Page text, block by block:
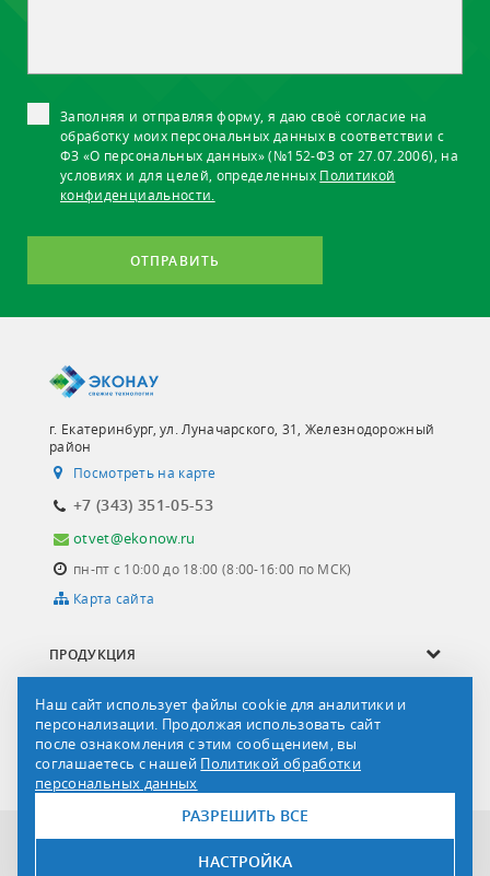
Заполняя и отправляя форму, я даю своё согласие на
обработку моих персональных данных в соответствии с
ФЗ «О персональных данных» (№152-ФЗ от 27.07.2006), на
условиях и для целей, определенных Политикой
конфиденциальности.
ОТПРАВИТЬ
г. Екатеринбург, ул. Луначарского, 31, Железнодорожный
район
Посмотреть на карте
+7 (343) 351-05-53
otvet@ekonow.ru
пн-пт с 10:00 до 18:00 (8:00-16:00 по МСК)
Карта сайта
ПРОДУКЦИЯ
СЕРВИС И УСЛУГИ
О КОМПАНИИ
Наш сайт использует файлы cookie для аналитики и
персонализации. Продолжая использовать сайт
после ознакомления с этим сообщением, вы
соглашаетесь с нашей Политикой обработки
персональных данных
РАЗРЕШИТЬ ВСЕ
НАСТРОЙКА